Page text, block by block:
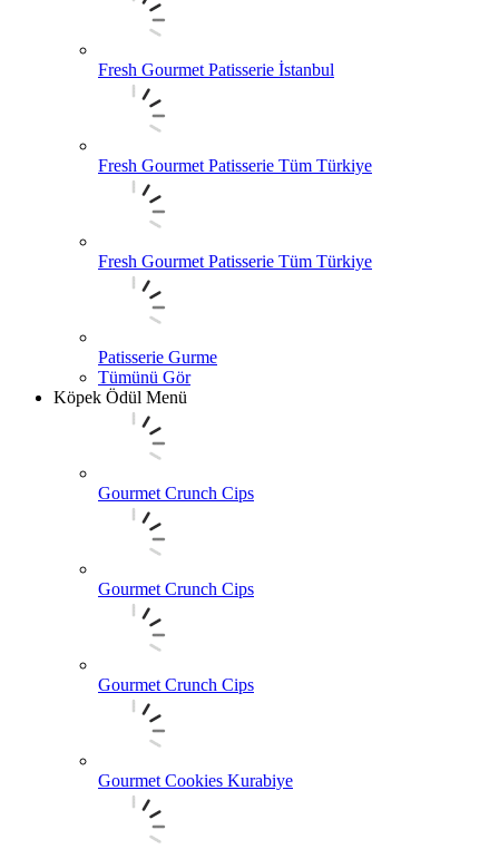
Fresh Gourmet Patisserie İstanbul
Fresh Gourmet Patisserie Tüm Türkiye
Fresh Gourmet Patisserie Tüm Türkiye
Patisserie Gurme
Tümünü Gör
Köpek Ödül Menü
Gourmet Crunch Cips
Gourmet Crunch Cips
Gourmet Crunch Cips
Gourmet Cookies Kurabiye